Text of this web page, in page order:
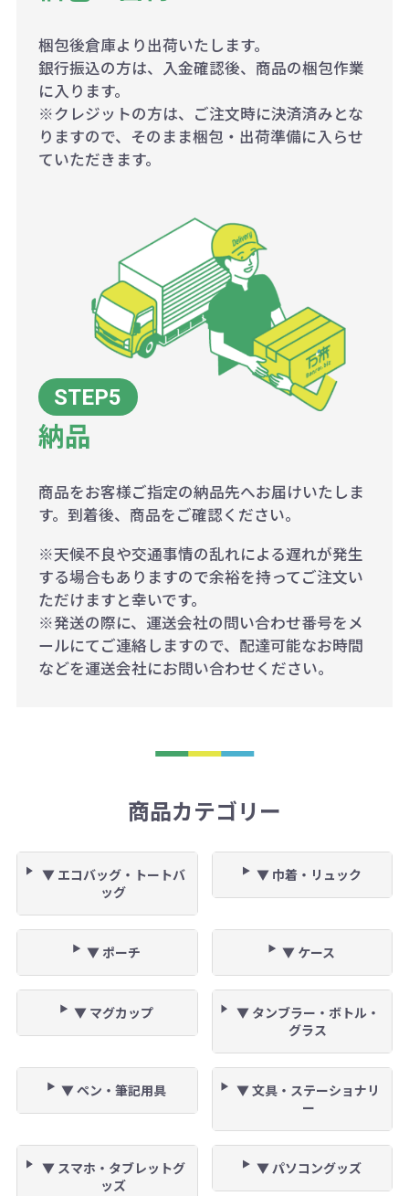
梱包後倉庫より出荷いたします。
銀行振込の方は、入金確認後、商品の梱包作業
に入ります。
※クレジットの方は、ご注文時に決済済みとな
りますので、そのまま梱包・出荷準備に入らせ
ていただきます。
納品
商品をお客様ご指定の納品先へお届けいたしま
す。到着後、商品をご確認ください。
※天候不良や交通事情の乱れによる遅れが発生
する場合もありますので余裕を持ってご注文い
ただけますと幸いです。
※発送の際に、運送会社の問い合わせ番号をメ
ールにてご連絡しますので、配達可能なお時間
などを運送会社にお問い合わせください。
商品カテゴリー
▼ エコバッグ・トートバ
ッグ
▼ 巾着・リュック
▼ ポーチ ▼ ケース
▼ マグカップ
▼ タンブラー・ボトル・
グラス
▼ ペン・筆記用具
▼ 文具・ステーショナリ
ー
▼ スマホ・タブレットグ
ッズ
▼ パソコングッズ